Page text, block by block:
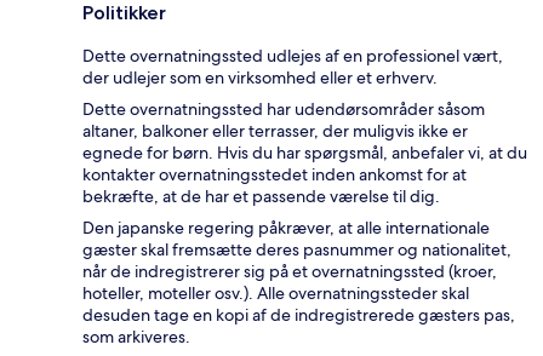
Politikker
Dette overnatningssted udlejes af en professionel vært,
der udlejer som en virksomhed eller et erhverv.
Dette overnatningssted har udendørsområder såsom
altaner, balkoner eller terrasser, der muligvis ikke er
egnede for børn. Hvis du har spørgsmål, anbefaler vi, at du
kontakter overnatningsstedet inden ankomst for at
bekræfte, at de har et passende værelse til dig.
Den japanske regering påkræver, at alle internationale
gæster skal fremsætte deres pasnummer og nationalitet,
når de indregistrerer sig på et overnatningssted (kroer,
hoteller, moteller osv.). Alle overnatningssteder skal
desuden tage en kopi af de indregistrerede gæsters pas,
som arkiveres.